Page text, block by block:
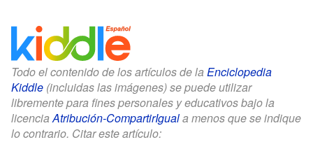
Todo el contenido de los artículos de la Enciclopedia
Kiddle (incluidas las imágenes) se puede utilizar
libremente para fines personales y educativos bajo la
licenciaAtribución-CompartirIguala menos que se indique
lo contrario. Citar este artículo: